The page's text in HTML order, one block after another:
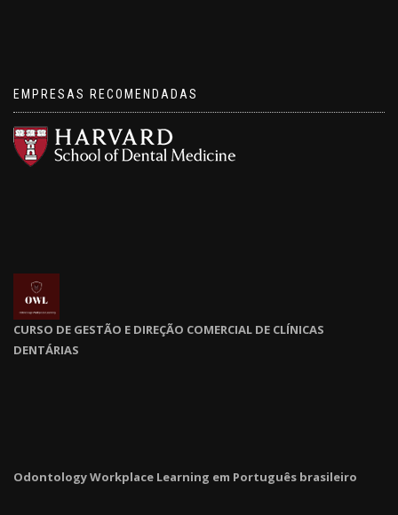
EMPRESAS RECOMENDADAS
CURSO DE GESTÃO E DIREÇÃO COMERCIAL DE CLÍNICAS
DENTÁRIAS
Odontology Workplace Learning em Português brasileiro